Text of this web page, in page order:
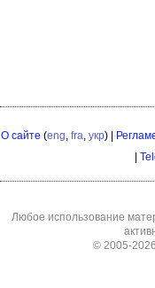
О сайте (eng, fra, укр) |
Любое использование
© 2005-2026